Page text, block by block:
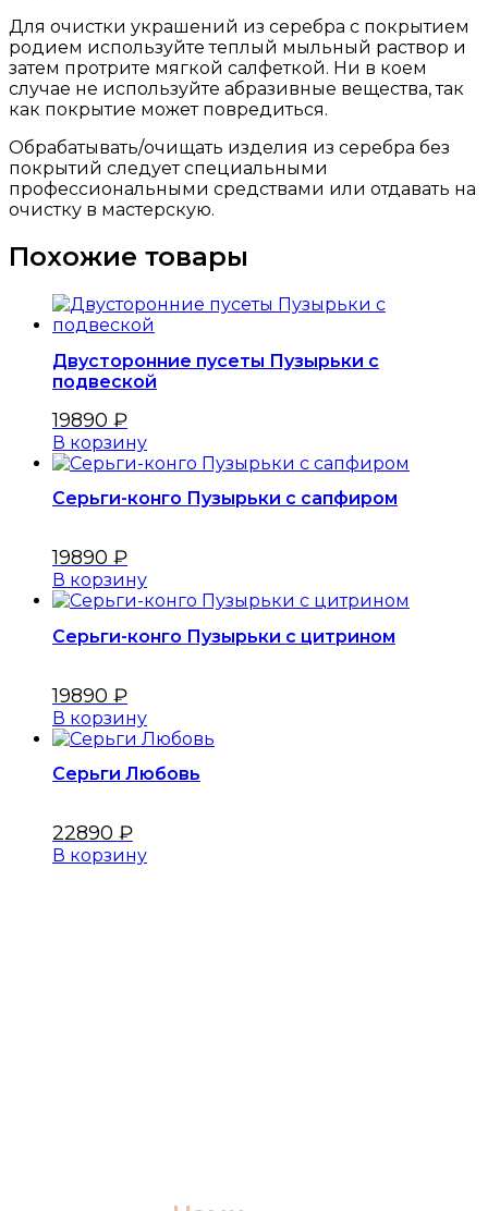
Для очистки украшений из серебра с покрытием
родием используйте теплый мыльный раствор и
затем протрите мягкой салфеткой. Ни в коем
случае не используйте абразивные вещества, так
как покрытие может повредиться.
Обрабатывать/очищать изделия из серебра без
покрытий следует специальными
профессиональными средствами или отдавать на
очистку в мастерскую.
Похожие товары
Двусторонние пусеты Пузырьки с
подвеской
19890 ₽
В корзину
Серьги-конго Пузырьки с сапфиром
19890 ₽
В корзину
Серьги-конго Пузырьки с цитрином
19890 ₽
В корзину
Серьги Любовь
22890 ₽
В корзину